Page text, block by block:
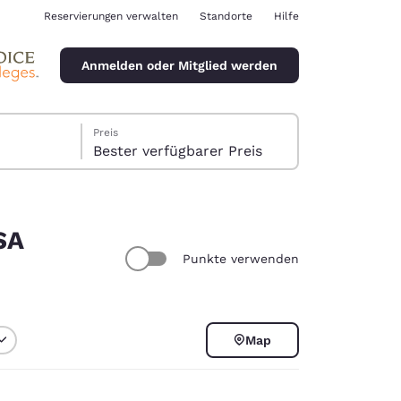
Reservierungen verwalten Standorte Hilfe
Anmelden oder Mitglied werden
Preis
Bester verfügbarer Preis
Punkte verwenden
Map